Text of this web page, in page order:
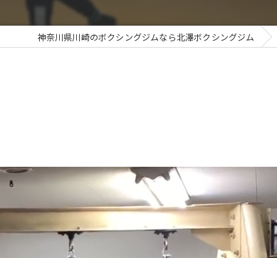
神奈川県川崎のボクシングジムなら北澤ボクシングジム